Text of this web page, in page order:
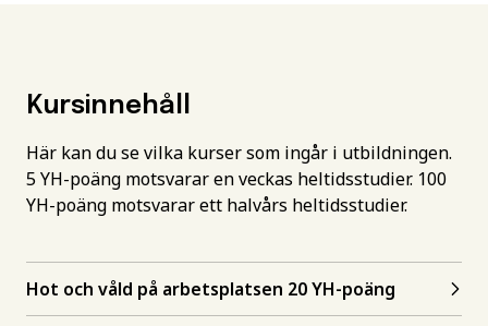
Kursinnehåll
Här kan du se vilka kurser som ingår i utbildningen.
5 YH-poäng motsvarar en veckas heltidsstudier. 100
YH-poäng motsvarar ett halvårs heltidsstudier.
Hot och våld på arbetsplatsen 20 YH-poäng